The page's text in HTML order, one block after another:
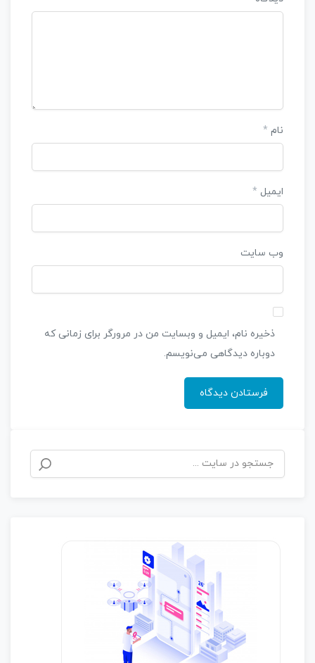
نام *
ایمیل *
وب‌ سایت
ذخیره نام، ایمیل و وبسایت من در مرورگر برای زمانی که
دوباره دیدگاهی می‌نویسم.